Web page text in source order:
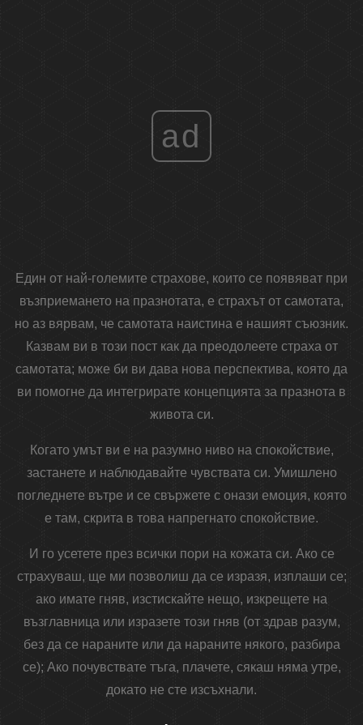
ad
Един от най-големите страхове, които се появяват при
възприемането на празнотата, е страхът от самотата,
но аз вярвам, че самотата наистина е нашият съюзник.
Казвам ви в този пост как да преодолеете страха от
самотата; може би ви дава нова перспектива, която да
ви помогне да интегрирате концепцията за празнота в
живота си.
Когато умът ви е на разумно ниво на спокойствие,
застанете и наблюдавайте чувствата си. Умишлено
погледнете вътре и се свържете с онази емоция, която
е там, скрита в това напрегнато спокойствие.
И го усетете през всички пори на кожата си. Ако се
страхуваш, ще ми позволиш да се изразя, изплаши се;
ако имате гняв, изстискайте нещо, изкрещете на
възглавница или изразете този гняв (от здрав разум,
без да се нараните или да нараните някого, разбира
се); Ако почувствате тъга, плачете, сякаш няма утре,
докато не сте изсъхнали.